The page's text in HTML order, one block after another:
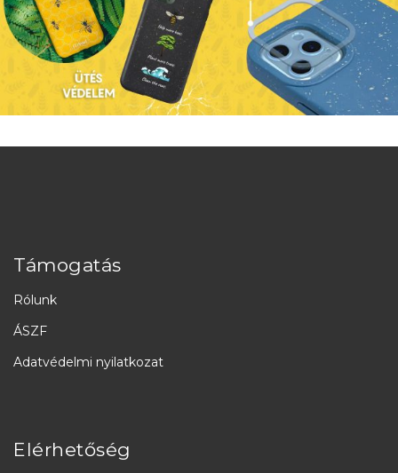
Támogatás
Rólunk
ÁSZF
Adatvédelmi nyilatkozat
Elérhetőség